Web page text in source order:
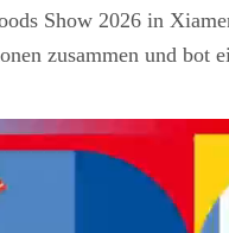
Show 2026 in
zusammen und bot